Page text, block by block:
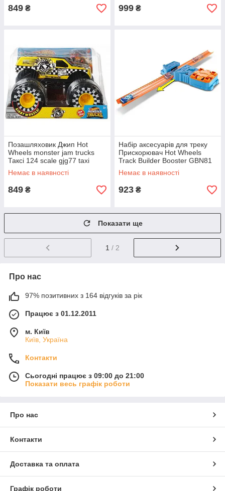
849 ₴ 999 ₴
Позашляховик Джип Hot
Wheels monster jam trucks
Таксі 124 scale gjg77 taxi
Немає в наявності
849 ₴
Набір аксесуарів для треку
Прискорювач Hot Wheels
Track Builder Booster GBN81
Немає в наявності
923 ₴
Показати ще
1 / 2
Про нас
97% позитивних з 164 відгуків за рік
Працює з 01.12.2011
м. Київ
Київ, Україна
Контакти
Сьогодні працює з 09:00 до 21:00
Показати весь графік роботи
Про нас
Контакти
Доставка та оплата
Графік роботи